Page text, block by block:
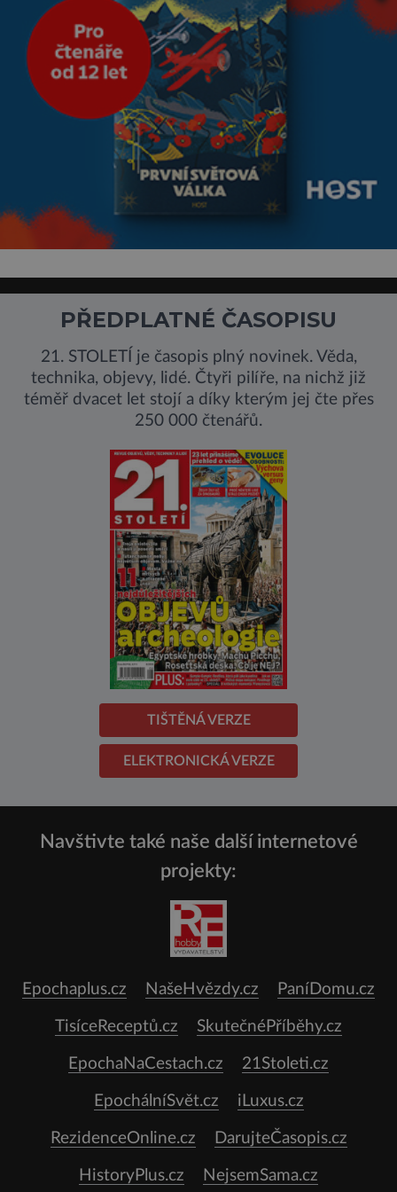
PŘEDPLATNÉ ČASOPISU
21. STOLETÍ je časopis plný novinek. Věda,
technika, objevy, lidé. Čtyři pilíře, na nichž již
téměř dvacet let stojí a díky kterým jej čte přes
250 000 čtenářů.
TIŠTĚNÁ VERZE
ELEKTRONICKÁ VERZE
Navštivte také naše další internetové
projekty:
Epochaplus.cz NašeHvězdy.cz PaníDomu.cz
TisíceReceptů.cz SkutečnéPříběhy.cz
EpochaNaCestach.cz 21Stoleti.cz
EpochálníSvět.cz iLuxus.cz
RezidenceOnline.cz DarujteČasopis.cz
HistoryPlus.cz NejsemSama.cz